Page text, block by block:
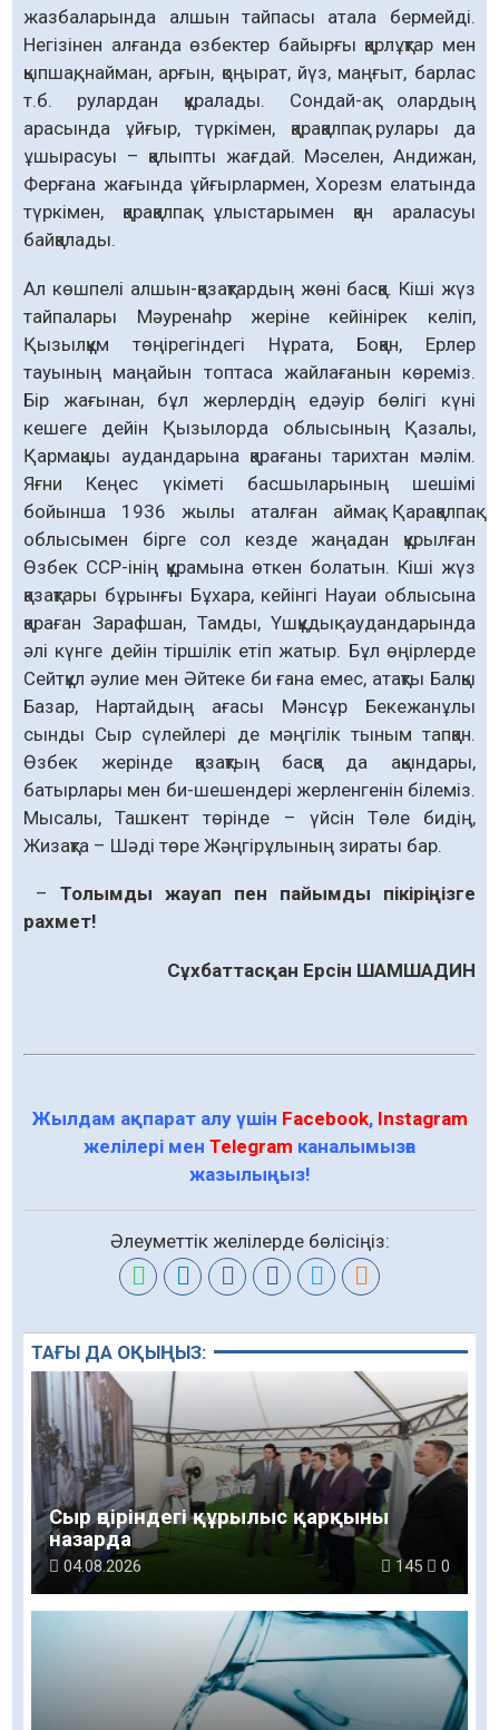
жазбаларында алшын тайпасы атала бермейді.
Негізінен алғанда өзбектер байырғы қарлұқтар мен
қыпшақ, найман, арғын, қоңырат, йүз, маңғыт, барлас
т.б. рулардан құралады. Сондай-ақ олардың
арасында ұйғыр, түркімен, қарақалпақ рулары да
ұшырасуы – қалыпты жағдай. Мәселен, Андижан,
Ферғана жағында ұйғырлармен, Хорезм елатында
түркімен, қарақалпақ ұлыстарымен қан араласуы
байқалады.
Ал көшпелі алшын-қазақтардың жөні басқа. Кіші жүз
тайпалары Мәуренаһр жеріне кейінірек келіп,
Қызылқұм төңірегіндегі Нұрата, Боқан, Ерлер
тауының маңайын топтаса жайлағанын көреміз.
Бір жағынан, бұл жерлердің едәуір бөлігі күні
кешеге дейін Қызылорда облысының Қазалы,
Қармақшы аудандарына қарағаны тарихтан мәлім.
Яғни Кеңес үкіметі басшыларының шешімі
бойынша 1936 жылы аталған аймақ Қарақалпақ
облысымен бірге сол кезде жаңадан құрылған
Өзбек ССР-інің құрамына өткен болатын. Кіші жүз
қазақтары бұрынғы Бұхара, кейінгі Науаи облысына
қараған Зарафшан, Тамды, Үшқұдық аудандарында
әлі күнге дейін тіршілік етіп жатыр. Бұл өңірлерде
Сейтқұл әулие мен Әйтеке би ғана емес, атақты Балқы
Базар, Нартайдың ағасы Мәнсұр Бекежанұлы
сынды Сыр сүлейлері де мәңгілік тыным тапқан.
Өзбек жерінде қазақтың басқа да ақындары,
батырлары мен би-шешендері жерленгенін білеміз.
Мысалы, Ташкент төрінде – үйсін Төле бидің,
Жизақта – Шәді төре Жәңгірұлының зираты бар.
–Толымды жауап пен пайымды пікіріңізге
рахмет!
Сұхбаттасқан Ерсін ШАМШАДИН
Жылдам ақпарат алу үшін Facebook, Instagram
желілері мен Telegram каналымызға
жазылыңыз!
Әлеуметтік желілерде бөлісіңіз:
ТАҒЫ ДА ОҚЫҢЫЗ:
Сыр өңіріндегі құрылыс қарқыны
назарда
04.08.2026 145 0